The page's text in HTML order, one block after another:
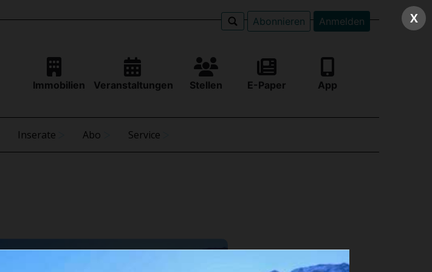
Abonnieren Anmelden
Immobilien Veranstaltungen Stellen E-Paper App
Inserate Abo Service
X